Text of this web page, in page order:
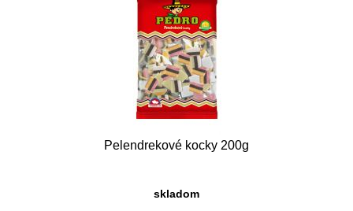
Pelendrekové kocky 200g
skladom